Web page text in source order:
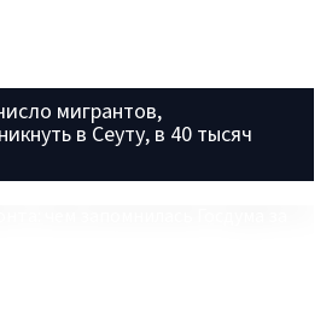
мигрантов,
в Сеуту, в 40 тысяч